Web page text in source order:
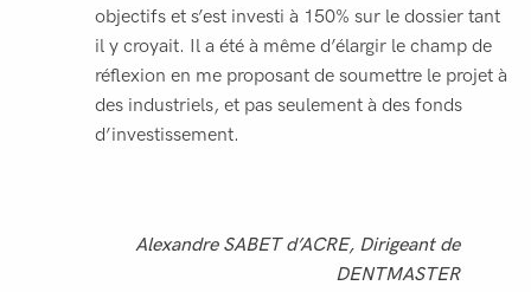
objectifs et s’est investi à 150% sur le dossier tant
il y croyait. Il a été à même d’élargir le champ de
réflexion en me proposant de soumettre le projet à
des industriels, et pas seulement à des fonds
d’investissement.
Alexandre SABET d’ACRE, Dirigeant de
DENTMASTER